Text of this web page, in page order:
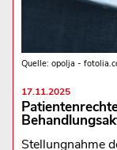
Quelle: opolja -
17.11.2025
Stellungnahme